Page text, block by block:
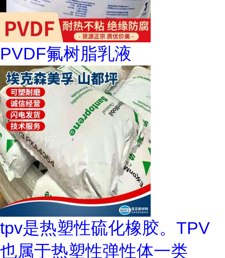
PVDF氟树脂乳液
tpv是热塑性硫化橡胶。TPV
也属于热塑性弹性体一类